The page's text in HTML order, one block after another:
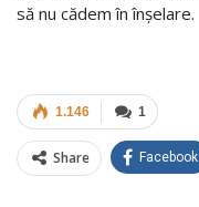
să nu cădem în înşelare.
1
1.146
Share Facebook